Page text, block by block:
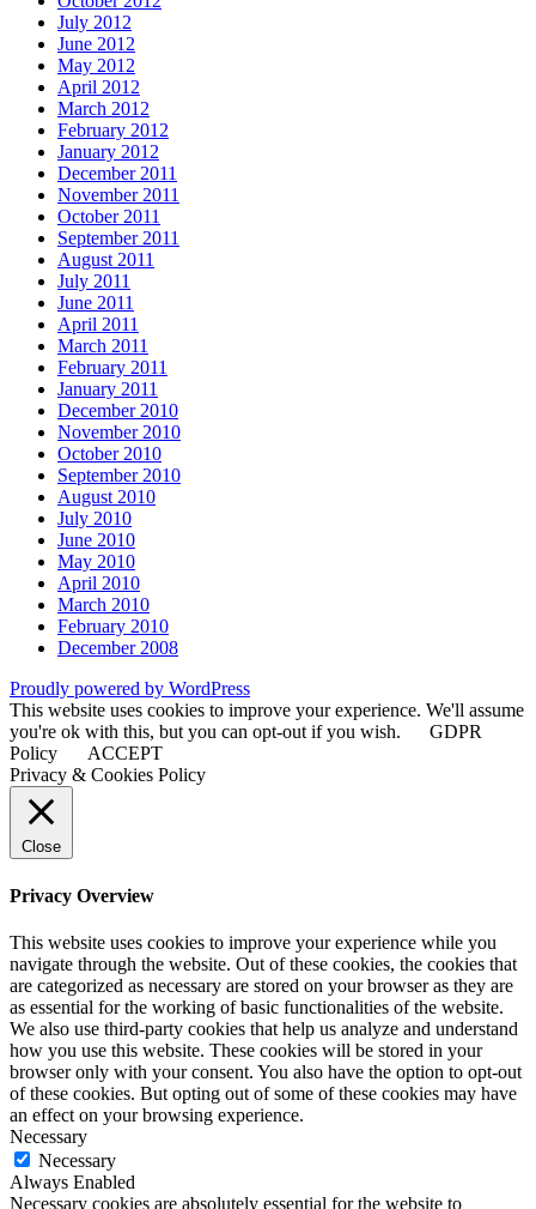
July 2012
June 2012
May 2012
April 2012
March 2012
February 2012
January 2012
December 2011
November 2011
October 2011
September 2011
August 2011
July 2011
June 2011
April 2011
March 2011
February 2011
January 2011
December 2010
November 2010
October 2010
September 2010
August 2010
July 2010
June 2010
May 2010
April 2010
March 2010
February 2010
December 2008
Proudly powered by WordPress
This website uses cookies to improve your experience. We'll assume
you're ok with this, but you can opt-out if you wish.
GDPR
Policy
ACCEPT
Privacy & Cookies Policy
Close
Privacy Overview
This website uses cookies to improve your experience while you
navigate through the website. Out of these cookies, the cookies that
are categorized as necessary are stored on your browser as they are
as essential for the working of basic functionalities of the website.
We also use third-party cookies that help us analyze and understand
how you use this website. These cookies will be stored in your
browser only with your consent. You also have the option to opt-out
of these cookies. But opting out of some of these cookies may have
an effect on your browsing experience.
Necessary
Necessary
Always Enabled
Necessary cookies are absolutely essential for the website to